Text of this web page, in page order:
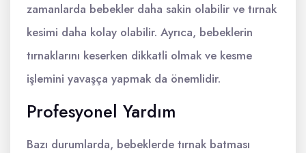
zamanlarda bebekler daha sakin olabilir ve tırnak
kesimi daha kolay olabilir. Ayrıca, bebeklerin
tırnaklarını keserken dikkatli olmak ve kesme
işlemini yavaşça yapmak da önemlidir.
Profesyonel Yardım
Bazı durumlarda, bebeklerde tırnak batması